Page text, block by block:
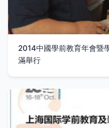
2014中國學前教育年會暨
滿舉行